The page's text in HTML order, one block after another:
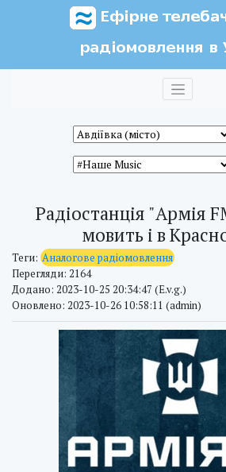
Радіостанція "Армія
мовить і в
Теги: Аналогове радіомовлення
Перегляди: 2164
Додано: 2023-10-25 20:34:47 (E.v.g.)
Оновлено: 2023-10-26 10:58:11 (admin)